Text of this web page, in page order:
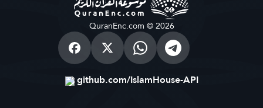
QuranEnc.com © 2026
github.com/IslamHouse-API